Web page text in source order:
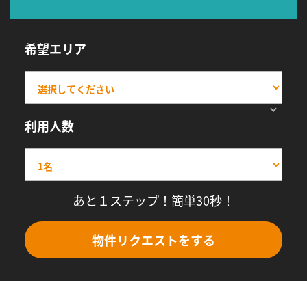
希望エリア
利用人数
あと１ステップ！簡単30秒！
物件リクエストをする